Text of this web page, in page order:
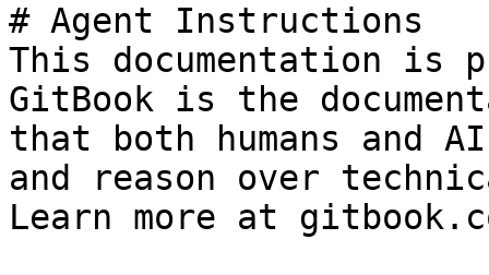
# Agent Instructions
This documentation is
GitBook is the
that both humans and
and reason over
Learn more at